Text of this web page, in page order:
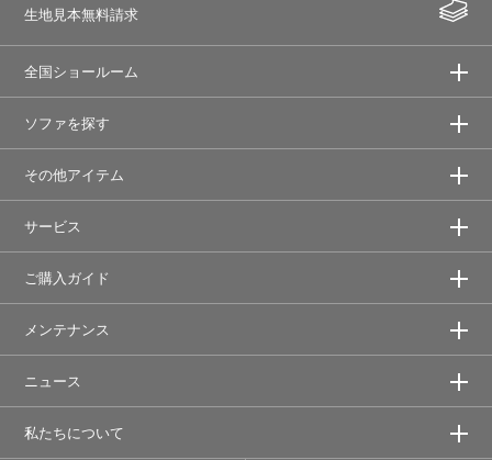
生地見本無料請求
全国ショールーム
ソファを探す
その他アイテム
サービス
ご購入ガイド
メンテナンス
ニュース
私たちについて